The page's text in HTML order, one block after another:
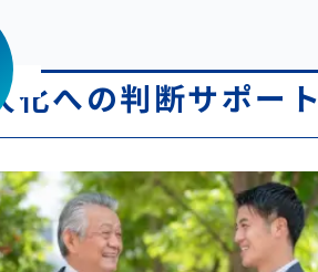
化への判断サポート